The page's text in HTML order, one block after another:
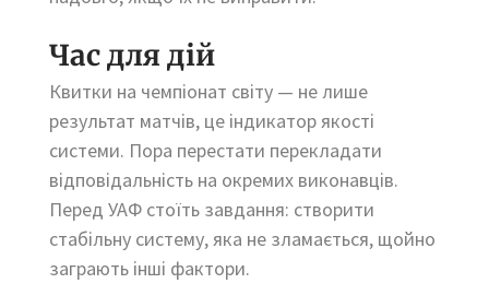
Час для дій
Квитки на чемпіонат світу — не лише
результат матчів, це індикатор якості
системи. Пора перестати перекладати
відповідальність на окремих виконавців.
Перед УАФ стоїть завдання: створити
стабільну систему, яка не зламається, щойно
заграють інші фактори.